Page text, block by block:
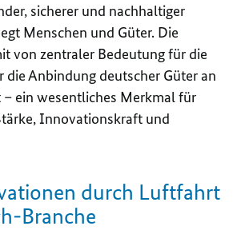
sicherer und nachhaltiger
Menschen und Güter. Die
von zentraler Bedeutung für die
Anbindung deutscher Güter an
ein wesentliches Merkmal für
Innovationskraft und
durch Luftfahrt
Branche